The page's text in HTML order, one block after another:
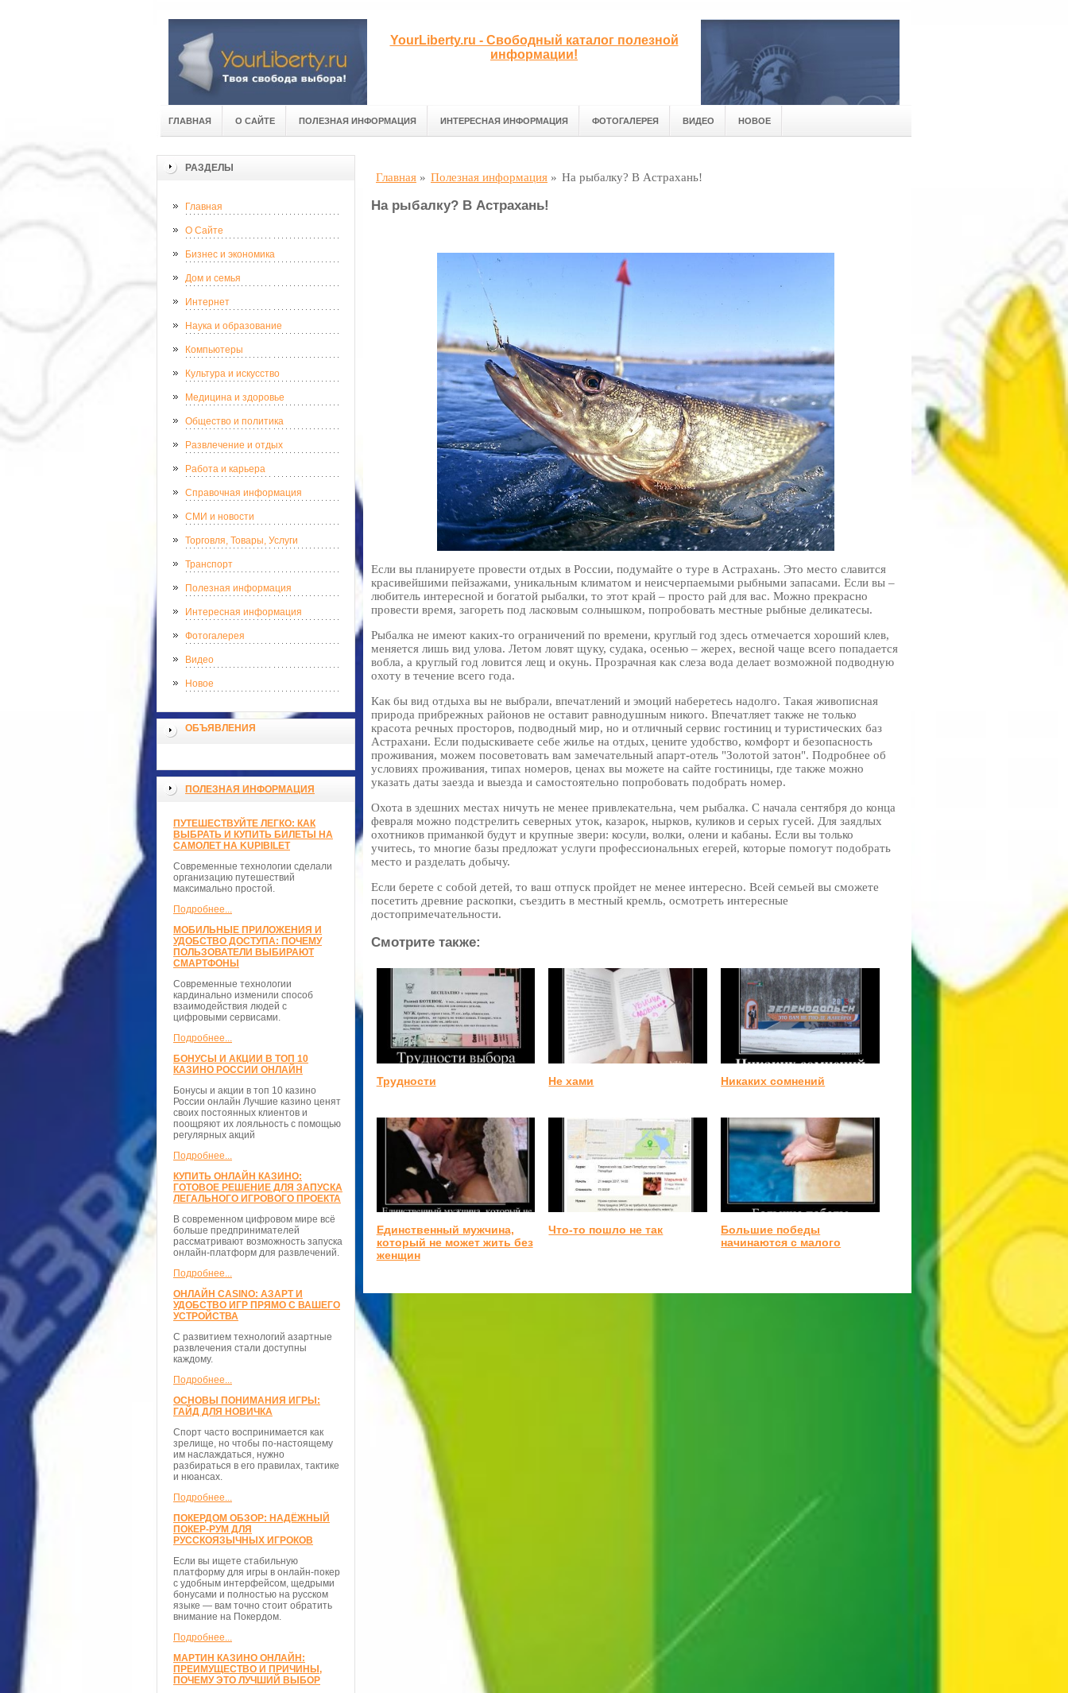
YourLiberty.ru - Свободный каталог полезной
информации!
ГЛАВНАЯ О САЙТЕ ПОЛЕЗНАЯ ИНФОРМАЦИЯ ИНТЕРЕСНАЯ ИНФОРМАЦИЯ ФОТОГАЛЕРЕЯ ВИДЕО НОВОЕ
РАЗДЕЛЫ
Главная
О Сайте
Бизнес и экономика
Дом и семья
Интернет
Наука и образование
Компьютеры
Культура и искусство
Медицина и здоровье
Общество и политика
Развлечение и отдых
Работа и карьера
Справочная информация
СМИ и новости
Торговля, Товары, Услуги
Транспорт
Полезная информация
Интересная информация
Фотогалерея
Видео
Новое
ОБЪЯВЛЕНИЯ
ПОЛЕЗНАЯ ИНФОРМАЦИЯ
ПУТЕШЕСТВУЙТЕ ЛЕГКО: КАК
ВЫБРАТЬ И КУПИТЬ БИЛЕТЫ НА
САМОЛЕТ НА KUPIBILET
Современные технологии сделали
организацию путешествий
максимально простой.
Подробнее...
МОБИЛЬНЫЕ ПРИЛОЖЕНИЯ И
УДОБСТВО ДОСТУПА: ПОЧЕМУ
ПОЛЬЗОВАТЕЛИ ВЫБИРАЮТ
СМАРТФОНЫ
Современные технологии
кардинально изменили способ
взаимодействия людей с
цифровыми сервисами.
Подробнее...
БОНУСЫ И АКЦИИ В ТОП 10
КАЗИНО РОССИИ ОНЛАЙН
Бонусы и акции в топ 10 казино
России онлайн Лучшие казино ценят
своих постоянных клиентов и
поощряют их лояльность с помощью
регулярных акций
Подробнее...
КУПИТЬ ОНЛАЙН КАЗИНО:
ГОТОВОЕ РЕШЕНИЕ ДЛЯ ЗАПУСКА
ЛЕГАЛЬНОГО ИГРОВОГО ПРОЕКТА
В современном цифровом мире всё
больше предпринимателей
рассматривают возможность запуска
онлайн-платформ для развлечений.
Подробнее...
ОНЛАЙН CASINO: АЗАРТ И
УДОБСТВО ИГР ПРЯМО С ВАШЕГО
УСТРОЙСТВА
С развитием технологий азартные
развлечения стали доступны
каждому.
Подробнее...
ОСНОВЫ ПОНИМАНИЯ ИГРЫ:
ГАЙД ДЛЯ НОВИЧКА
Спорт часто воспринимается как
зрелище, но чтобы по-настоящему
им наслаждаться, нужно
разбираться в его правилах, тактике
и нюансах.
Подробнее...
ПОКЕРДОМ ОБЗОР: НАДЁЖНЫЙ
ПОКЕР-РУМ ДЛЯ
РУССКОЯЗЫЧНЫХ ИГРОКОВ
Если вы ищете стабильную
платформу для игры в онлайн-покер
с удобным интерфейсом, щедрыми
бонусами и полностью на русском
языке — вам точно стоит обратить
внимание на Покердом.
Подробнее...
МАРТИН КАЗИНО ОНЛАЙН:
ПРЕИМУЩЕСТВО И ПРИЧИНЫ,
ПОЧЕМУ ЭТО ЛУЧШИЙ ВЫБОР
Главная » Полезная информация » На рыбалку? В Астрахань!
На рыбалку? В Астрахань!
Если вы планируете провести отдых в России, подумайте о туре в Астрахань. Это место славится
красивейшими пейзажами, уникальным климатом и неисчерпаемыми рыбными запасами. Если вы –
любитель интересной и богатой рыбалки, то этот край – просто рай для вас. Можно прекрасно
провести время, загореть под ласковым солнышком, попробовать местные рыбные деликатесы.
Рыбалка не имеют каких-то ограничений по времени, круглый год здесь отмечается хороший клев,
меняется лишь вид улова. Летом ловят щуку, судака, осенью – жерех, весной чаще всего попадается
вобла, а круглый год ловится лещ и окунь. Прозрачная как слеза вода делает возможной подводную
охоту в течение всего года.
Как бы вид отдыха вы не выбрали, впечатлений и эмоций наберетесь надолго. Такая живописная
природа прибрежных районов не оставит равнодушным никого. Впечатляет также не только
красота речных просторов, подводный мир, но и отличный сервис гостиниц и туристических баз
Астрахани. Если подыскиваете себе жилье на отдых, цените удобство, комфорт и безопасность
проживания, можем посоветовать вам замечательный апарт-отель "Золотой затон". Подробнее об
условиях проживания, типах номеров, ценах вы можете на сайте гостиницы, где также можно
указать даты заезда и выезда и самостоятельно попробовать подобрать номер.
Охота в здешних местах ничуть не менее привлекательна, чем рыбалка. С начала сентября до конца
февраля можно подстрелить северных уток, казарок, нырков, куликов и серых гусей. Для заядлых
охотников приманкой будут и крупные звери: косули, волки, олени и кабаны. Если вы только
учитесь, то многие базы предложат услуги профессиональных егерей, которые помогут подобрать
место и разделать добычу.
Если берете с собой детей, то ваш отпуск пройдет не менее интересно. Всей семьей вы сможете
посетить древние раскопки, съездить в местный кремль, осмотреть интересные
достопримечательности.
Смотрите также:
Трудности Не хами Никаких сомнений
Единственный мужчина,
который не может жить без
женщин
Что-то пошло не так
Большие победы
начинаются с малого